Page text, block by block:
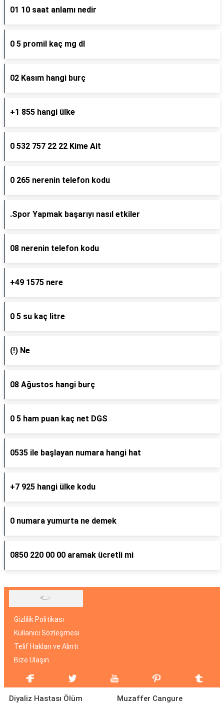
01 10 saat anlamı nedir
0 5 promil kaç mg dl
02 Kasım hangi burç
+1 855 hangi ülke
0 532 757 22 22 Kime Ait
0 265 nerenin telefon kodu
.Spor Yapmak başarıyı nasıl etkiler
08 nerenin telefon kodu
+49 1575 nere
0 5 su kaç litre
(!) Ne
08 Ağustos hangi burç
0 5 ham puan kaç net DGS
0535 ile başlayan numara hangi hat
+7 925 hangi ülke kodu
0 numara yumurta ne demek
0850 220 00 00 aramak ücretli mi
Gizlilik Politikası
Kullanıcı Sözleşmesi
Telif Hakları ve Alıntı
Bize Ulaşın
Diyaliz Hastası Ölüm
Muzaffer Cangure